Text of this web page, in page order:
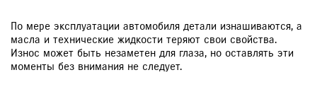
НОВОСТИ
ЗАКАЗАТЬ ЗВОНОК
По мере эксплуатации автомобиля детали изнашиваются, а
масла и технические жидкости теряют свои свойства.
Износ может быть незаметен для глаза, но оставлять эти
моменты без внимания не следует.